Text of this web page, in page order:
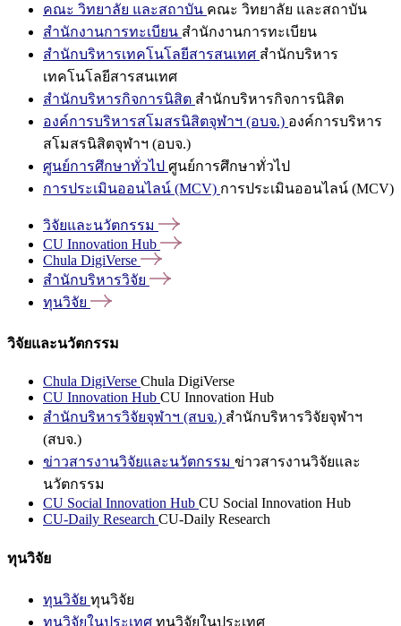
คณะ วิทยาลัย และสถาบัน คณะ วิทยาลัย และสถาบัน
สำนักงานการทะเบียน สำนักงานการทะเบียน
สำนักบริหารเทคโนโลยีสารสนเทศ สำนักบริหาร
เทคโนโลยีสารสนเทศ
สำนักบริหารกิจการนิสิต สำนักบริหารกิจการนิสิต
องค์การบริหารสโมสรนิสิตจุฬาฯ (อบจ.) องค์การบริหาร
สโมสรนิสิตจุฬาฯ (อบจ.)
ศูนย์การศึกษาทั่วไป ศูนย์การศึกษาทั่วไป
การประเมินออนไลน์ (MCV) การประเมินออนไลน์ (MCV)
วิจัยและนวัตกรรม
CU Innovation Hub
Chula DigiVerse
สำนักบริหารวิจัย
ทุนวิจัย
วิจัยและนวัตกรรม
Chula DigiVerse Chula DigiVerse
CU Innovation Hub CU Innovation Hub
สำนักบริหารวิจัยจุฬาฯ (สบจ.) สำนักบริหารวิจัยจุฬาฯ
(สบจ.)
ข่าวสารงานวิจัยและนวัตกรรม ข่าวสารงานวิจัยและ
นวัตกรรม
CU Social Innovation Hub CU Social Innovation Hub
CU-Daily Research CU-Daily Research
ทุนวิจัย
ทุนวิจัย ทุนวิจัย
ทุนวิจัยในประเทศ ทุนวิจัยในประเทศ